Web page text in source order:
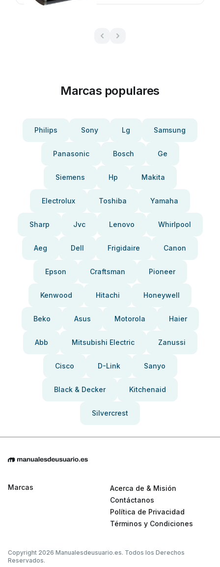
Marcas populares
Philips Sony Lg Samsung
Panasonic Bosch Ge
Siemens Hp Makita
Electrolux Toshiba Yamaha
Sharp Jvc Lenovo Whirlpool
Aeg Dell Frigidaire Canon
Epson Craftsman Pioneer
Kenwood Hitachi Honeywell
Beko Asus Motorola Haier
Abb Mitsubishi Electric Zanussi
Cisco D-Link Sanyo
Black & Decker Kitchenaid
Silvercrest
Marcas
Acerca de & Misión
Contáctanos
Política de Privacidad
Términos y Condiciones
Copyright 2026 Manualesdeusuario.es. Todos los Derechos
Reservados.